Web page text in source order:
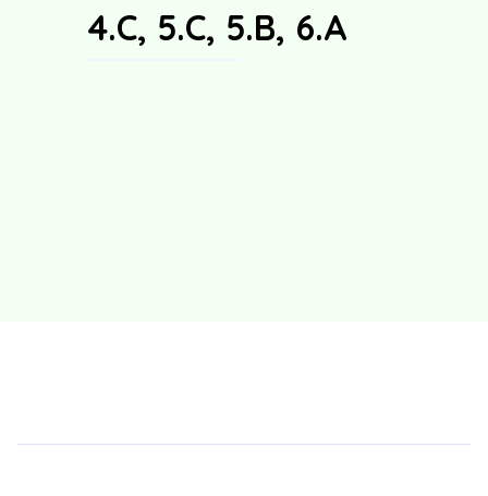
4.C, 5.C, 5.B, 6.A